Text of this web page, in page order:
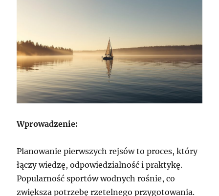
Wprowadzenie:
Planowanie pierwszych rejsów to proces, który
łączy wiedzę, odpowiedzialność i praktykę.
Popularność sportów wodnych rośnie, co
zwiększa potrzebę rzetelnego przygotowania.